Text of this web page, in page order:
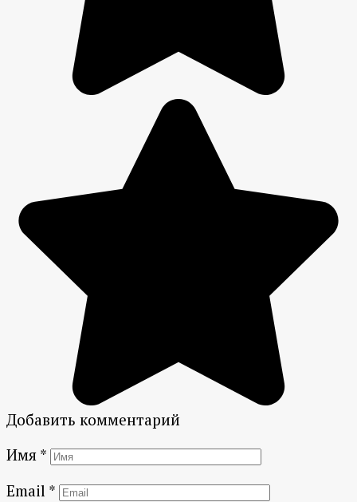
Добавить комментарий
Имя *
Email *